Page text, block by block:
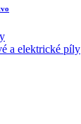
a elektrické píly